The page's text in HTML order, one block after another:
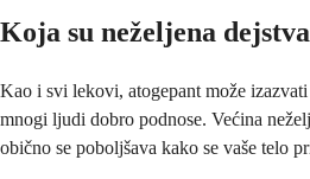
Koja su neželjena
Kao i svi lekovi, atogepant može
mnogi ljudi dobro podnose. Većina
obično se poboljšava kako se vaše telo